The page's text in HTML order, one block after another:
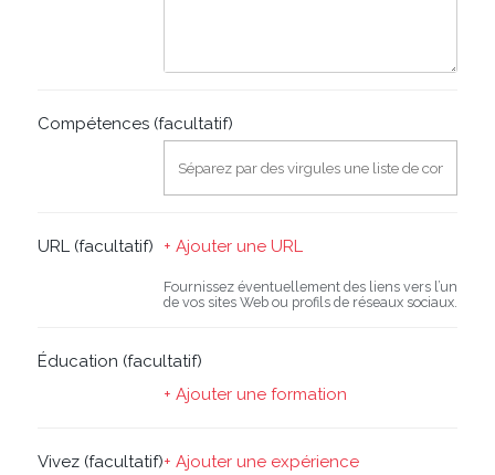
Compétences (facultatif)
URL (facultatif) + Ajouter une URL
Fournissez éventuellement des liens vers l’un
de vos sites Web ou profils de réseaux sociaux.
Éducation (facultatif)
+ Ajouter une formation
Vivez (facultatif)+ Ajouter une expérience